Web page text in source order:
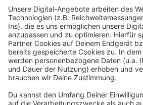
16. September Robert Habeck von
Grünen. Alle Interviews könnt ihr
nachhören. Die AfD hat das
verweigert.
Zudem stellen wir euch die
Direktkandidat:innen aus Münster
CDU zu Gast im Studio. Es folgen